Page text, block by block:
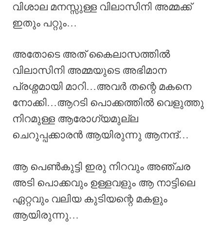
വിശാല മനസ്സുള്ള വിലാസിനി അമ്മക്ക്
ഇതും പറ്റും…
അതോടെ അത് കൈലാസത്തിൽ
വിലാസിനി അമ്മയുടെ അഭിമാന
പ്രശ്നമായി മാറി…അവർ തന്റെ മകനെ
നോക്കി…ആറടി പൊക്കത്തിൽ വെളുത്തു
നിറമുള്ള ആരോഗ്യമുല്ല
ചെറുപ്പക്കാരൻ ആയിരുന്നു ആനന്ദ്…
ആ പെൺകുട്ടി ഇരു നിറവും അഞ്ചര
അടി പൊക്കവും ഉള്ളവളും ആ നാട്ടിലെ
ഏറ്റവും വലിയ കുടിയന്റെ മകളും
ആയിരുന്നു…